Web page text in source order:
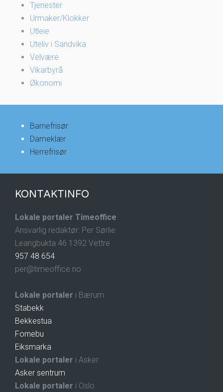
Tjenester
Urmaker/Klokker
Utleie
Uteliv i Sandvika
Velvære
Vikarbyrå
Økonomi
Barnefrisør
Dameklær
Herrefrisør
KONTAKTINFO
Lokale portaler Timeoffice
Ansvarlig redaktør: Per Sørlie
Leangbukta 46 1392 Vettre
957 48 654
per@timeoffice.no
Lokale portaler i Bærum
Stabekk
Bekkestua
Fornebu
Eiksmarka
Lokale portaler i Asker
Asker sentrum
Lokale portaler i Oslo